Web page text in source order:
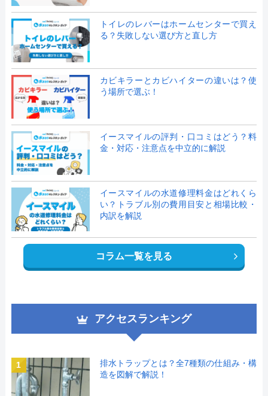
トイレのレバーはホームセンターで買え
る？失敗しない選び方と直し方
カビキラーとカビハイターの違いは？使
う場所で選ぶ！
イースマイルの評判・口コミはどう？料
金・対応・注意点を中立的に解説
イースマイルの水道修理料金はどれくら
い？トラブル別の費用目安と相場比較・
内訳を解説
コラム一覧を見る
アクセスランキング
1
排水トラップとは？全7種類の仕組み・構
造を図解で解説！